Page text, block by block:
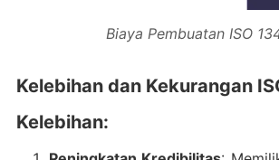
Biaya Pembuatan ISO
Kelebihan dan Kekurangan
Kelebihan: